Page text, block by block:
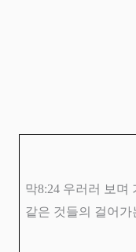
막8:24 우러러 보며
같은 것들의 걸어